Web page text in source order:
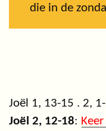
die in de
Joël 1, 13-15 . 2,
Joël 2, 12-18: